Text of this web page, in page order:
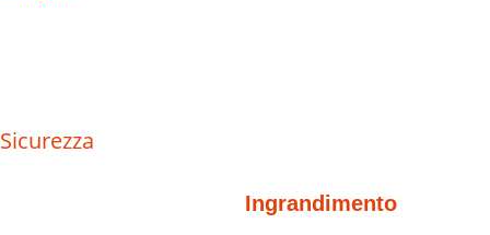
Sicurezza
Ingrandimento